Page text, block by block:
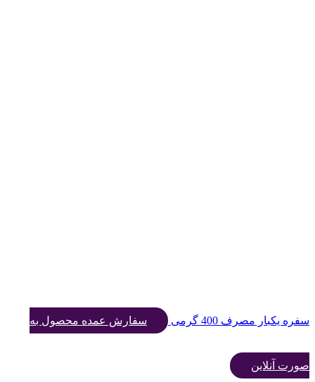
سفره یکبار مصرف 400 گرمی سفارش عمده محصول به
صورت آنلاین